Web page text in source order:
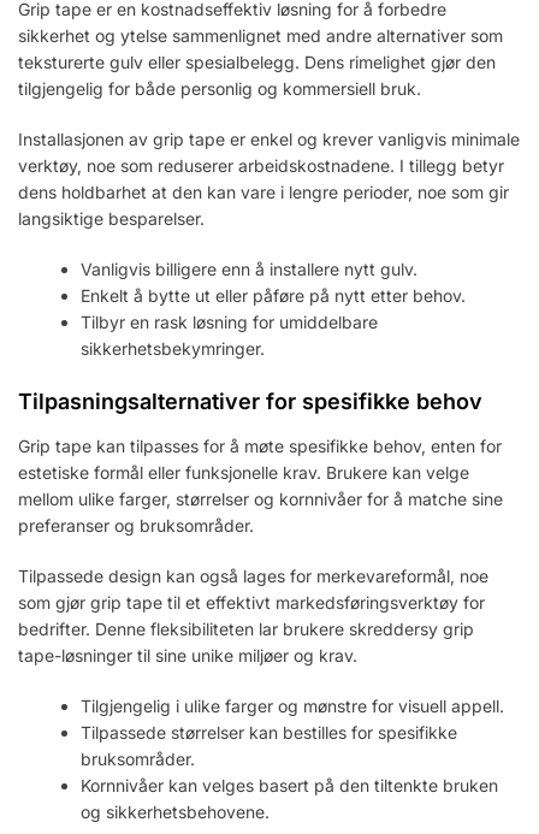
Grip tape er en kostnadseffektiv løsning for å forbedre
sikkerhet og ytelse sammenlignet med andre alternativer som
teksturerte gulv eller spesialbelegg. Dens rimelighet gjør den
tilgjengelig for både personlig og kommersiell bruk.
Installasjonen av grip tape er enkel og krever vanligvis minimale
verktøy, noe som reduserer arbeidskostnadene. I tillegg betyr
dens holdbarhet at den kan vare i lengre perioder, noe som gir
langsiktige besparelser.
Vanligvis billigere enn å installere nytt gulv.
Enkelt å bytte ut eller påføre på nytt etter behov.
Tilbyr en rask løsning for umiddelbare
sikkerhetsbekymringer.
Tilpasningsalternativer for spesifikke behov
Grip tape kan tilpasses for å møte spesifikke behov, enten for
estetiske formål eller funksjonelle krav. Brukere kan velge
mellom ulike farger, størrelser og kornnivåer for å matche sine
preferanser og bruksområder.
Tilpassede design kan også lages for merkevareformål, noe
som gjør grip tape til et effektivt markedsføringsverktøy for
bedrifter. Denne fleksibiliteten lar brukere skreddersy grip
tape-løsninger til sine unike miljøer og krav.
Tilgjengelig i ulike farger og mønstre for visuell appell.
Tilpassede størrelser kan bestilles for spesifikke
bruksområder.
Kornnivåer kan velges basert på den tiltenkte bruken
og sikkerhetsbehovene.